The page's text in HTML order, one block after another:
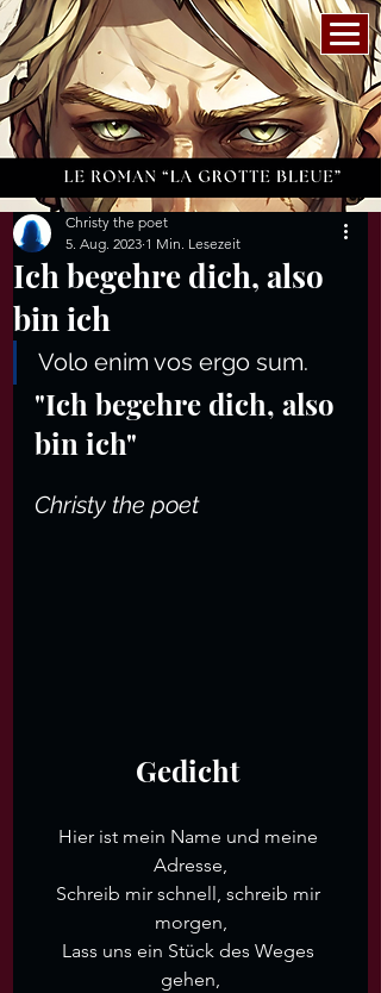
Ich begehre dich, also
bin ich
Christy the poet
5. Aug. 2023 1 Min. Lesezeit
Volo enim vos ergo sum.
"Ich begehre dich, also
bin ich"
Christy the poet
Gedicht
Hier ist mein Name und meine
Adresse,
Schreib mir schnell, schreib mir
morgen,
Lass uns ein Stück des Weges
gehen,